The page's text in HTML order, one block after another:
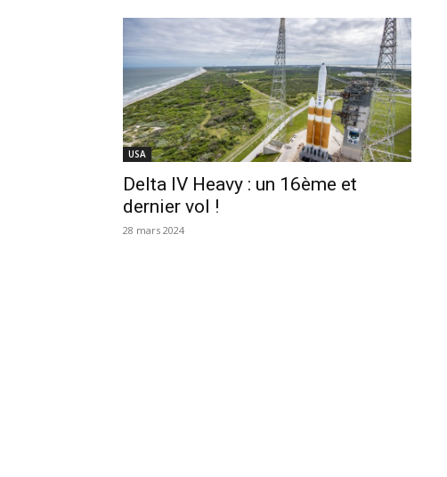
USA
Delta IV Heavy : un 16ème et
dernier vol !
28 mars 2024